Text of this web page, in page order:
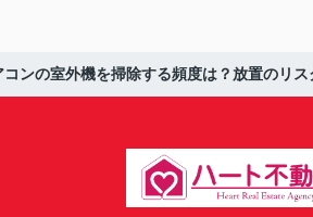
コンの室外機を掃除する頻度は？放置のリ